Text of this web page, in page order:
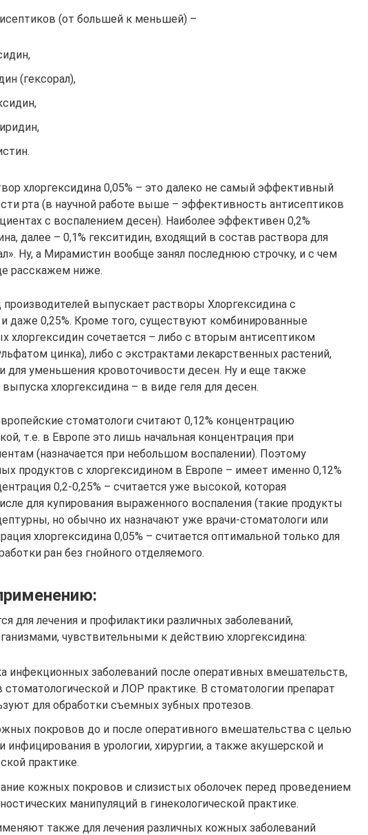
(от большей к меньшей) –
(гексорал),
хлоргексидина 0,05% – это далеко не самый эффективный
рта (в научной работе выше – эффективность антисептиков
с воспалением десен). Наиболее эффективен 0,2%
далее – 0,1% гекситидин, входящий в состав раствора для
Ну, а Мирамистин вообще занял последнюю строчку, и с чем
расскажем ниже.
выпускает растворы Хлоргексидина с
и даже 0,25%. Кроме того, существуют комбинированные
хлоргексидин сочетается – либо с вторым антисептиком
цинка), либо с экстрактами лекарственных растений,
для уменьшения кровоточивости десен. Ну и еще также
хлоргексидина – в виде геля для десен.
стоматологи считают 0,12% концентрацию
т.е. в Европе это лишь начальная концентрация при
(назначается при небольшом воспалении). Поэтому
продуктов с хлоргексидином в Европе – имеет именно 0,12%
0,2-0,25% – считается уже высокой, которая
для купирования выраженного воспаления (такие продукты
но обычно их назначают уже врачи-стоматологи или
хлоргексидина 0,05% – считается оптимальной только для
ран без гнойного отделяемого.
для лечения и профилактики различных заболеваний,
чувствительными к действию хлоргексидина:
инфекционных заболеваний после оперативных вмешательств,
стоматологической и ЛОР практике. В стоматологии препарат
для обработки съемных зубных протезов.
покровов до и после оперативного вмешательства с целью
инфицирования в урологии, хирургии, а также акушерской и
практике.
кожных покровов и слизистых оболочек перед проведением
манипуляций в гинекологической практике.
также для лечения различных кожных заболеваний